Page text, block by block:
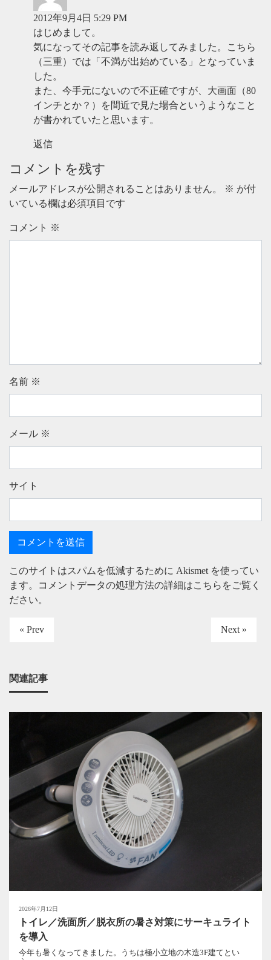
2012年9月4日 5:29 PM
はじめまして。
気になってその記事を読み返してみました。こちら
（三重）では「不満が出始めている」となっていま
した。
また、今手元にないので不正確ですが、大画面（80
インチとか？）を間近で見た場合というようなこと
が書かれていたと思います。
返信
コメントを残す
メールアドレスが公開されることはありません。 ※ が付
いている欄は必須項目です
コメント ※
名前 ※
メール ※
サイト
このサイトはスパムを低減するために Akismet を使ってい
ます。
コメントデータの処理方法の詳細はこちらをご覧く
ださい。
« Prev Next »
関連記事
2026年7月12日
トイレ／洗面所／脱衣所の暑さ対策にサーキュライト
を導入
今年も暑くなってきました。うちは極小立地の木造3F建てとい